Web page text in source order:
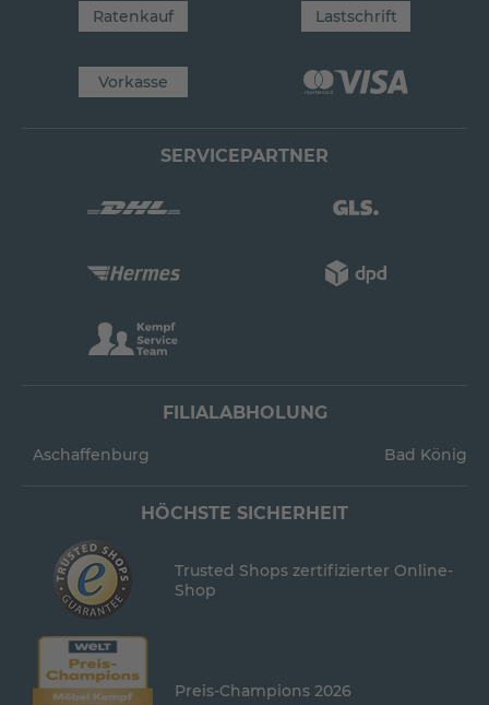
Ratenkauf Lastschrift
Vorkasse
SERVICEPARTNER
FILIALABHOLUNG
Aschaffenburg Bad König
HÖCHSTE SICHERHEIT
Trusted Shops zertifizierter Online-
Shop
Preis-Champions 2026